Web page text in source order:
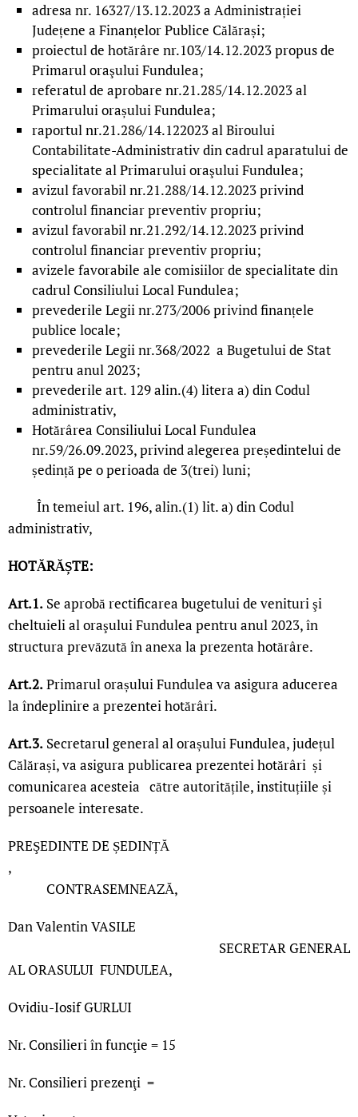
adresa nr. 16327/13.12.2023 a Administrației
Județene a Finanțelor Publice Călărași;
proiectul de hotărâre nr.103/14.12.2023 propus de
Primarul oraşului Fundulea;
referatul de aprobare nr.21.285/14.12.2023 al
Primarului orașului Fundulea;
raportul nr.21.286/14.122023 al Biroului
Contabilitate-Administrativ din cadrul aparatului de
specialitate al Primarului oraşului Fundulea;
­avizul favorabil nr.21.288/14.12.2023 privind
controlul financiar preventiv propriu;
­avizul favorabil nr.21.292/14.12.2023 privind
controlul financiar preventiv propriu;
avizele favorabile ale comisiilor de specialitate din
cadrul Consiliului Local Fundulea;
prevederile Legii nr.273/2006 privind finanțele
publice locale;
prevederile Legii nr.368/2022 a Bugetului de Stat
pentru anul 2023;
prevederile art. 129 alin.(4) litera a) din Codul
administrativ,
Hotărârea Consiliului Local Fundulea
nr.59/26.09.2023, privind alegerea președintelui de
ședință pe o perioada de 3(trei) luni;
În temeiul art. 196, alin.(1) lit. a) din Codul
administrativ,
HOTĂRĂȘTE:
Art.1. Se aprobă rectificarea bugetului de venituri şi
cheltuieli al oraşului Fundulea pentru anul 2023, în
structura prevăzută în anexa la prezenta hotărâre.
Art.2.Primarul orașului Fundulea va asigura aducerea
la îndeplinire a prezentei hotărâri.
Art.3. Secretarul general al orașului Fundulea, județul
Călărași, va asigura publicarea prezentei hotărâri și
comunicarea acesteia către autoritățile, instituțiile și
persoanele interesate.
PREŞEDINTE DE ȘEDINȚĂ
,
CONTRASEMNEAZĂ,
Dan Valentin VASILE
SECRETAR GENERAL
AL ORASULUI FUNDULEA,
Ovidiu-Iosif GURLUI
Nr. Consilieri în funcţie = 15
Nr. Consilieri prezenţi =